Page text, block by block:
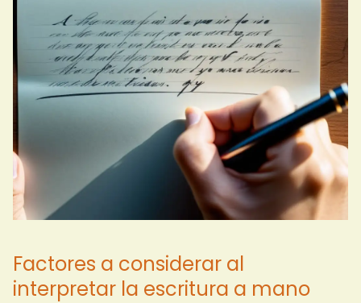
Factores a considerar al
interpretar la escritura a mano